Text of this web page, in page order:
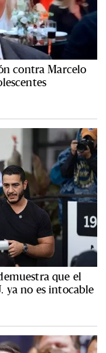
contra Marcelo
que el
ya no es intocable